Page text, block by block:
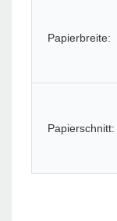
Papierbreite:
Papierschnitt: